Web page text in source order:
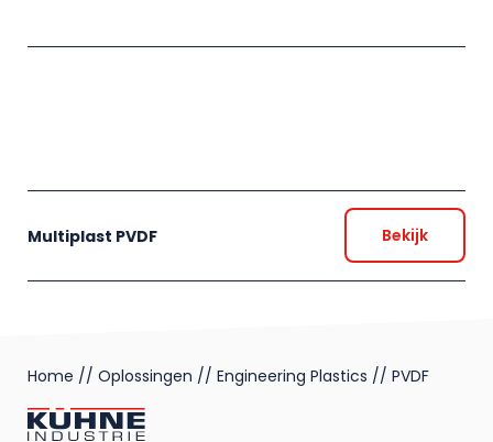
Multiplast PVDF Bekijk
Home // Oplossingen // Engineering Plastics // PVDF